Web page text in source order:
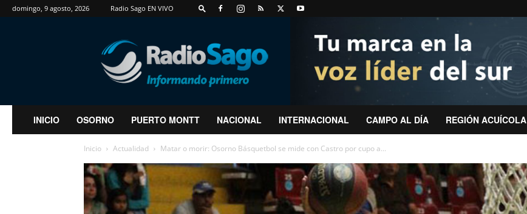
domingo, 9 agosto, 2026 Radio Sago EN VIVO
RadioSago
INICIO OSORNO PUERTO MONTT NACIONAL INTERNACIONAL CAMPO AL DÍA REGIÓN ACUÍCOLA
Inicio Actualidad Matar o morir: Osorno Básquetbol se mide con Castro por cupo a...